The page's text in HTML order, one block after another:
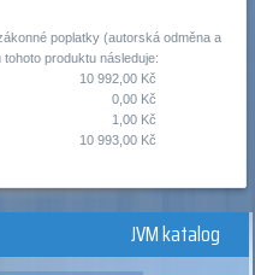
poplatky (autorská odměna a
produktu následuje:
10 992,00 Kč
0,00 Kč
1,00 Kč
10 993,00 Kč
JVM katalog